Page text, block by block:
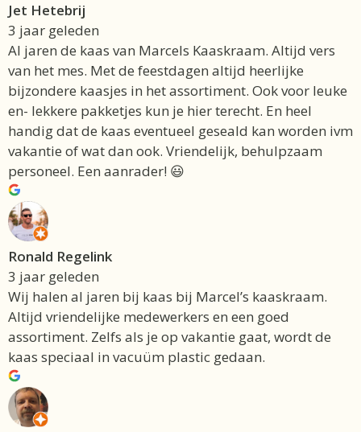
Jet Hetebrij
3 jaar geleden
Al jaren de kaas van Marcels Kaaskraam. Altijd vers
van het mes. Met de feestdagen altijd heerlijke
bijzondere kaasjes in het assortiment. Ook voor leuke
en- lekkere pakketjes kun je hier terecht. En heel
handig dat de kaas eventueel geseald kan worden ivm
vakantie of wat dan ook. Vriendelijk, behulpzaam
personeel. Een aanrader! 😃
Ronald Regelink
3 jaar geleden
Wij halen al jaren bij kaas bij Marcel’s kaaskraam.
Altijd vriendelijke medewerkers en een goed
assortiment. Zelfs als je op vakantie gaat, wordt de
kaas speciaal in vacuüm plastic gedaan.